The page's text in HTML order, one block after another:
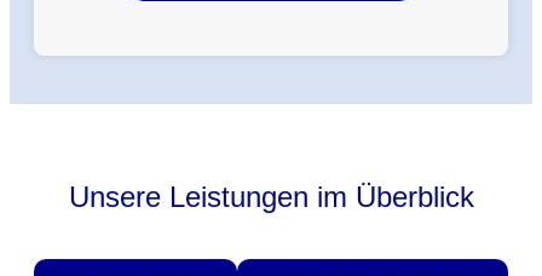
Unsere Leistungen im Überblick